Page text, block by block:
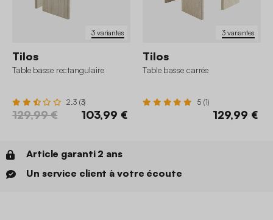
3 variantes
Tilos
Table basse rectangulaire
2.3 (3)
129,99 € 103,99 €
3 variantes
Tilos
Table basse carrée
5 (1)
129,99 €
Article garanti 2 ans
Un service client à votre écoute